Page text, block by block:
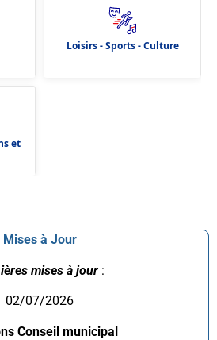
Mises à Jour
mises à jour :
02/07/2026
Conseil municipal
Loisirs - Sports - Culture
et